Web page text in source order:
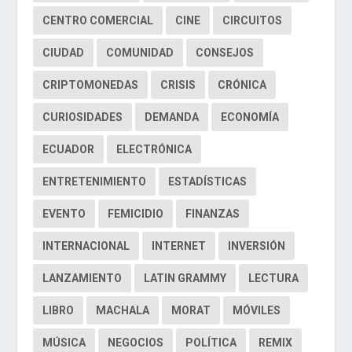
CENTRO COMERCIAL CINE CIRCUITOS
CIUDAD COMUNIDAD CONSEJOS
CRIPTOMONEDAS CRISIS CRÓNICA
CURIOSIDADES DEMANDA ECONOMÍA
ECUADOR ELECTRÓNICA
ENTRETENIMIENTO ESTADÍSTICAS
EVENTO FEMICIDIO FINANZAS
INTERNACIONAL INTERNET INVERSIÓN
LANZAMIENTO LATIN GRAMMY LECTURA
LIBRO MACHALA MORAT MÓVILES
MÚSICA NEGOCIOS POLÍTICA REMIX